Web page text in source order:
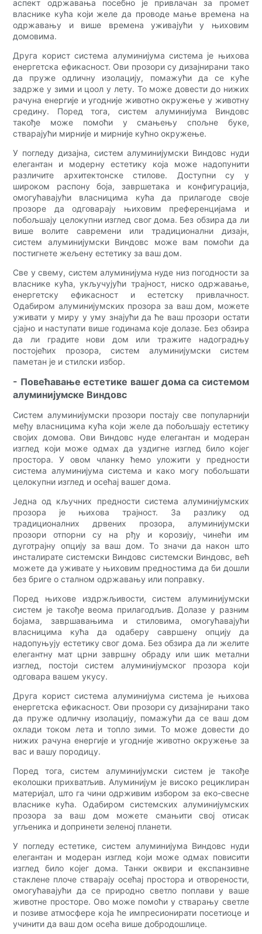
аспект одржавања посебно је привлачан за промет
власнике кућа који желе да проводе мање времена на
одржавању и више времена уживајући у њиховим
домовима.
Друга корист система алуминијума система је њихова
енергетска ефикасност. Ови прозори су дизајнирани тако
да пруже одличну изолацију, помажући да се куће
задрже у зими и цоол у ​​лету. То може довести до нижих
рачуна енергије и угодније животно окружење у животну
средину. Поред тога, систем алуминијума Виндовс
такође може помоћи у смањењу спољне буке,
стварајући мирније и мирније кућно окружење.
У погледу дизајна, систем алуминијумски Виндовс нуди
елегантан и модерну естетику која може надопунити
различите архитектонске стилове. Доступни су у
широком распону боја, завршетака и конфигурација,
омогућавајући власницима кућа да прилагоде своје
прозоре да одговарају њиховим преференцијама и
побољшају целокупни изглед свог дома. Без обзира да ли
више волите савремени или традиционални дизајн,
систем алуминијумски Виндовс може вам помоћи да
постигнете жељену естетику за ваш дом.
Све у свему, систем алуминијума нуде низ погодности за
власнике кућа, укључујући трајност, ниско одржавање,
енергетску ефикасност и естетску привлачност.
Одабиром алуминијумских прозора за ваш дом, можете
уживати у миру у уму знајући да ће ваш прозори остати
сјајно и наступати више годинама које долазе. Без обзира
да ли градите нови дом или тражите надоградњу
постојећих прозора, систем алуминијумски систем
паметан је и стилски избор.
- Повећавање естетике вашег дома са системом
алуминијумске Виндовс
Систем алуминијумски прозори постају све популарнији
међу власницима кућа који желе да побољшају естетику
својих домова. Ови Виндовс нуде елегантан и модеран
изглед који може одмах да уздигне изглед било којег
простора. У овом чланку ћемо уложити у предности
система алуминијума система и како могу побољшати
целокупни изглед и осећај вашег дома.
Једна од кључних предности система алуминијумских
прозора је њихова трајност. За разлику од
традиционалних дрвених прозора, алуминијумски
прозори отпорни су на рђу и корозију, чинећи им
дуготрајну опцију за ваш дом. То значи да након што
инсталирате системски Виндовс системски Виндовс, већ
можете да уживате у њиховим предностима да би дошли
без бриге о сталном одржавању или поправку.
Поред њихове издржљивости, систем алуминијумски
систем је такође веома прилагодљив. Долазе у разним
бојама, завршавањима и стиловима, омогућавајући
власницима кућа да одаберу савршену опцију да
надопуњују естетику свог дома. Без обзира да ли желите
елегантну мат црни завршну обраду или шик метални
изглед, постоји систем алуминијумског прозора који
одговара вашем укусу.
Друга корист система алуминијума система је њихова
енергетска ефикасност. Ови прозори су дизајнирани тако
да пруже одличну изолацију, помажући да се ваш дом
охлади током лета и топло зими. То може довести до
нижих рачуна енергије и угодније животно окружење за
вас и вашу породицу.
Поред тога, систем алуминијумски систем је такође
еколошки прихватљив. Алуминијум је високо рециклиран
материјал, што га чини одрживим избором за еко-свесне
власнике кућа. Одабиром системских алуминијумских
прозора за ваш дом можете смањити свој отисак
угљеника и допринети зеленој планети.
У погледу естетике, систем алуминијума Виндовс нуди
елегантан и модеран изглед који може одмах повисити
изглед било којег дома. Танки оквири и експанзивне
стаклене плоче стварају осећај простора и отворености,
омогућавајући да се природно светло поплави у ваше
животне просторе. Ово може помоћи у стварању светле
и позиве атмосфере која ће импресионирати посетиоце и
учинити да ваш дом осећа више добродошлице.